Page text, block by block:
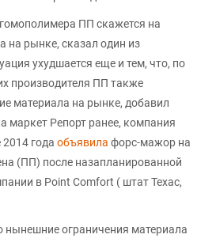
ПП скажется на
на рынке, сказал один из
ухудшается еще и тем, что, по
производителя ПП также
материала на рынке, добавил
маркет Репорт ранее, компания
года объявила форс-мажор на
(ПП) после назапланированной
в Point Comfort ( штат Техас,
нынешние ограничения материала